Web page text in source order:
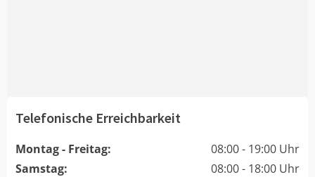
Telefonische Erreichbarkeit
Montag - Freitag:
08:00 - 19:00 Uhr
Samstag:
08:00 - 18:00 Uhr